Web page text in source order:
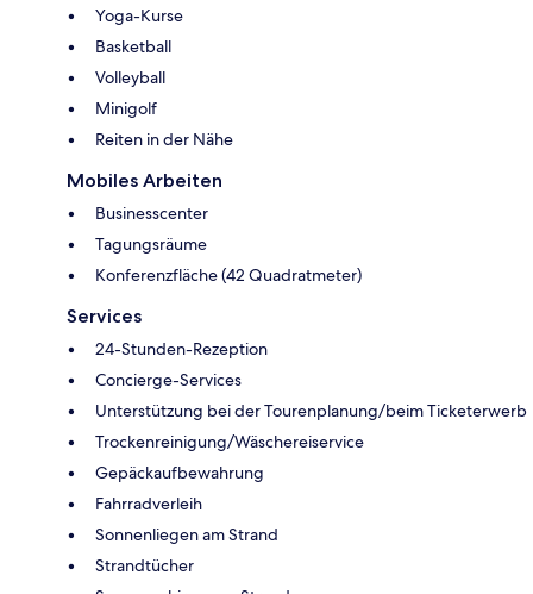
Yoga-Kurse
Basketball
Volleyball
Minigolf
Reiten in der Nähe
Mobiles Arbeiten
Businesscenter
Tagungsräume
Konferenzfläche (42 Quadratmeter)
Services
24-Stunden-Rezeption
Concierge-Services
Unterstützung bei der Tourenplanung/beim Ticketerwerb
Trockenreinigung/Wäschereiservice
Gepäckaufbewahrung
Fahrradverleih
Sonnenliegen am Strand
Strandtücher